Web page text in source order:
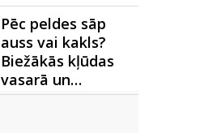
Pēc peldes sāp
auss vai kakls?
Biežākās kļūdas
vasarā un…